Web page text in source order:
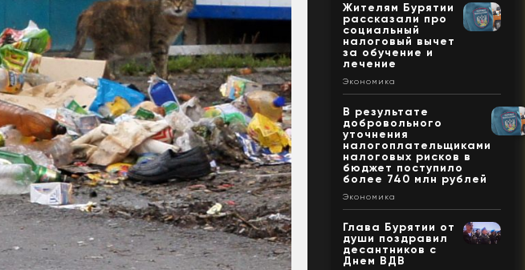
Жителям Бурятии
рассказали про
социальный
налоговый вычет
за обучение и
лечение
Экономика
В результате
добровольного
уточнения
налогоплательщиками
налоговых рисков в
бюджет поступило
более 740 млн рублей
Экономика
Глава Бурятии от
души поздравил
десантников с
Днем ВДВ